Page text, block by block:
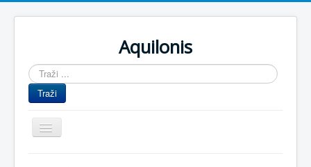
Aquilonis
Traži
...
Traži
Prikaz/Sakrivanje
navigacije